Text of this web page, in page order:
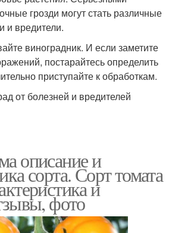
грозди могут стать различные
и вредители.
виноградник. И если заметите
постарайтесь определить
приступайте к обработкам.
от болезней и вредителей
описание и
сорта. Сорт томата
и
фото